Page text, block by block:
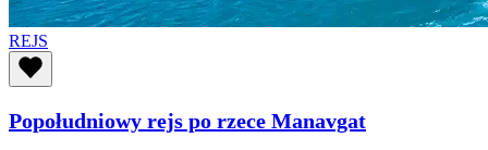
REJS
Popołudniowy rejs po rzece Manavgat